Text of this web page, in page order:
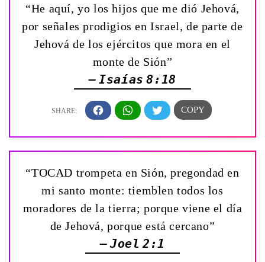
“He aquí, yo los hijos que me dió Jehová,
por señales prodigios en Israel, de parte de
Jehová de los ejércitos que mora en el
monte de Sión”
— Isaías 8:18
“TOCAD trompeta en Sión, pregondad en
mi santo monte: tiemblen todos los
moradores de la tierra; porque viene el día
de Jehová, porque está cercano”
— Joel 2:1